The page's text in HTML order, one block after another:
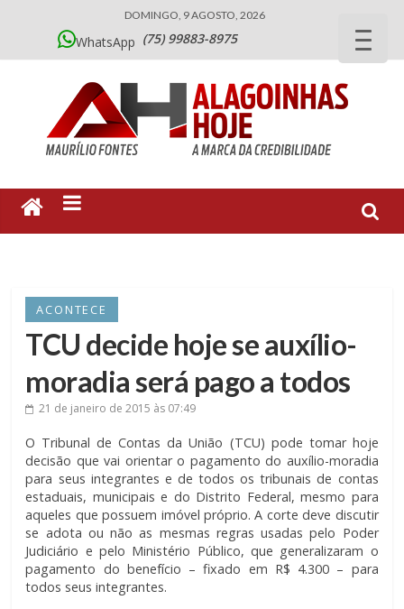
DOMINGO, 9 AGOSTO, 2026
WhatsApp (75) 99883-8975
ACONTECE
TCU decide hoje se auxílio-
moradia será pago a todos
21 de janeiro de 2015 às 07:49
O Tribunal de Contas da União (TCU) pode tomar hoje
decisão que vai orientar o pagamento do auxílio-moradia
para seus integrantes e de todos os tribunais de contas
estaduais, municipais e do Distrito Federal, mesmo para
aqueles que possuem imóvel próprio. A corte deve discutir
se adota ou não as mesmas regras usadas pelo Poder
Judiciário e pelo Ministério Público, que generalizaram o
pagamento do benefício – fixado em R$ 4.300 – para
todos seus integrantes.